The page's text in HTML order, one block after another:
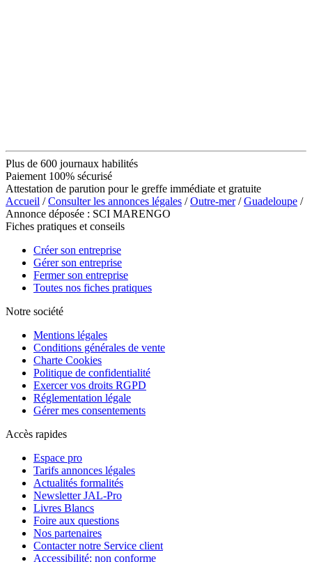
Plus de 600 journaux habilités
Paiement 100% sécurisé
Attestation de parution pour le greffe immédiate et gratuite
Accueil /Consulter les annonces légales /Outre-mer/Guadeloupe /
Annonce déposée : SCI MARENGO
Fiches pratiques et conseils
Créer son entreprise
Gérer son entreprise
Fermer son entreprise
Toutes nos fiches pratiques
Notre société
Mentions légales
Conditions générales de vente
Charte Cookies
Politique de confidentialité
Exercer vos droits RGPD
Réglementation légale
Gérer mes consentements
Accès rapides
Espace pro
Tarifs annonces légales
Actualités formalités
Newsletter JAL-Pro
Livres Blancs
Foire aux questions
Nos partenaires
Contacter notre Service client
Accessibilité: non conforme